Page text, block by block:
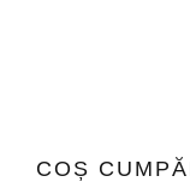
COȘ